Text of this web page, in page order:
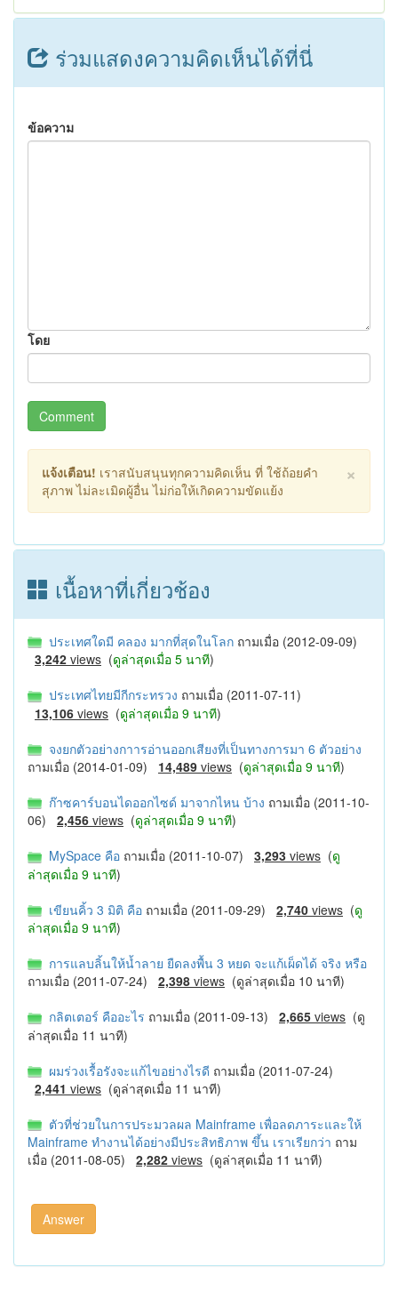
ร่วมแสดงความคิดเห็นได้ที่นี่
ข้อความ
โดย
Comment
×
แจ้งเตือน! เราสนับสนุนทุกความคิดเห็น ที่ ใช้ถ้อยคำ
สุภาพ ไม่ละเมิดผู้อื่น ไม่ก่อให้เกิดความขัดแย้ง
เนื้อหาที่เกี่ยวช้อง
ประเทศใดมี คลอง มากที่สุดในโลก ถามเมื่อ (2012-09-09)
3,242 views (ดูล่าสุดเมื่อ 5 นาที)
ประเทศไทยมีกีกระทรวง ถามเมื่อ (2011-07-11)
13,106 views (ดูล่าสุดเมื่อ 9 นาที)
จงยกตัวอย่างกาารอ่านออกเสียงที่เป็นทางการมา 6 ตัวอย่าง
ถามเมื่อ (2014-01-09) 14,489 views (ดูล่าสุดเมื่อ 9 นาที)
ก๊าซคาร์บอนไดออกไซด์ มาจากไหน บ้าง ถามเมื่อ (2011-10-
06) 2,456 views (ดูล่าสุดเมื่อ 9 นาที)
MySpace คือ ถามเมื่อ (2011-10-07) 3,293 views (ดู
ล่าสุดเมื่อ 9 นาที)
เขียนคิ้ว 3 มิติ คือ ถามเมื่อ (2011-09-29) 2,740 views (ดู
ล่าสุดเมื่อ 9 นาที)
การแลบลิ้นให้น้ำลาย ยืดลงพื้น 3 หยด จะแก้เผ็ดได้ จริง หรือ
ถามเมื่อ (2011-07-24) 2,398 views (ดูล่าสุดเมื่อ 10 นาที)
กลิตเตอร์ คืออะไร ถามเมื่อ (2011-09-13) 2,665 views (ดู
ล่าสุดเมื่อ 11 นาที)
ผมร่วงเรื้อรังจะแก้ไขอย่างไรดี ถามเมื่อ (2011-07-24)
2,441 views (ดูล่าสุดเมื่อ 11 นาที)
ตัวที่ช่วยในการประมวลผล Mainframe เพื่อลดภาระและให้
Mainframe ทำงานได้อย่างมีประสิทธิภาพ ขึ้น เราเรียกว่า ถาม
เมื่อ (2011-08-05) 2,282 views (ดูล่าสุดเมื่อ 11 นาที)